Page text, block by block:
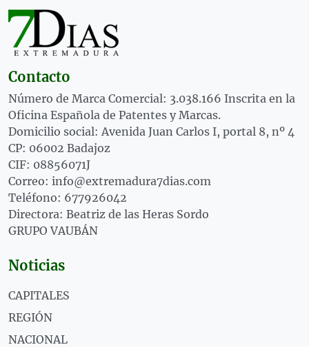
Contacto
Número de Marca Comercial: 3.038.166 Inscrita en la
Oficina Española de Patentes y Marcas.
Domicilio social: Avenida Juan Carlos I, portal 8, nº 4
CP: 06002 Badajoz
CIF: 08856071J
Correo: info@extremadura7dias.com
Teléfono: 677926042
Directora: Beatriz de las Heras Sordo
GRUPO VAUBÁN
Noticias
CAPITALES
REGIÓN
NACIONAL